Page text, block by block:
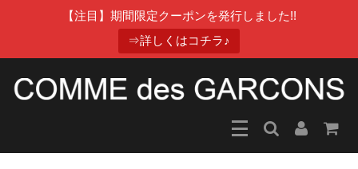
【注目】期間限定クーポンを発行しました!!
⇒詳しくはコチラ♪